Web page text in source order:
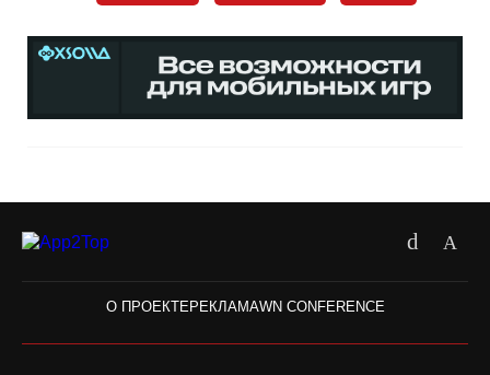
О ПРОЕКТЕРЕКЛАМАWN CONFERENCE